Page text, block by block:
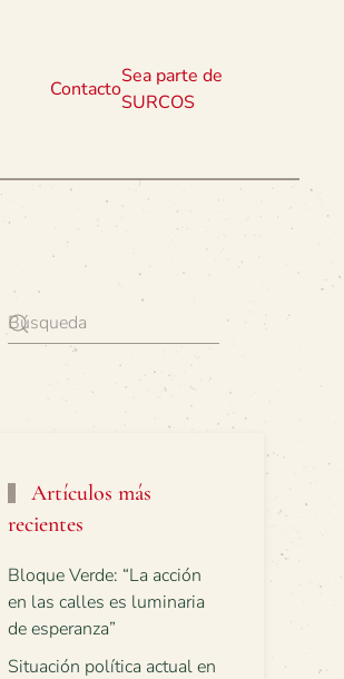
Contacto
Sea parte de
SURCOS
Artículos más
recientes
Bloque Verde: “La acción
en las calles es luminaria
de esperanza”
Situación política actual en